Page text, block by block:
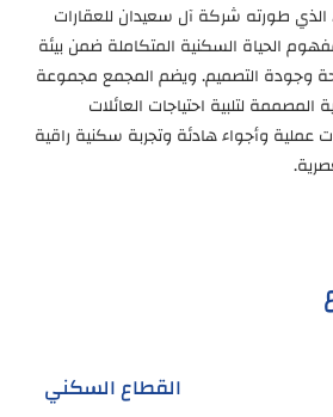
مجمع نخبة النبلاء 1، الذي طورته شركة آل سعيدان للعقارات
الحياة السكنية المتكاملة ضمن بيئة
وجودة التصميم. ويضم المجمع مجموعة
لتلبية احتياجات العائلات
عملية وأجواء هادئة وتجربة سكنية راقية
القطاع السكني